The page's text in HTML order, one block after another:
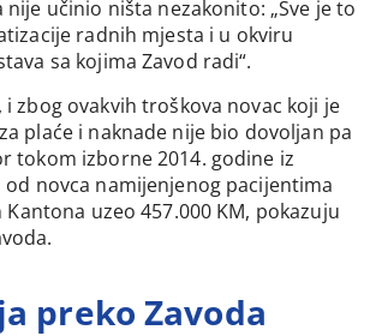
nije učinio ništa nezakonito: „Sve je to
radnih mjesta i u okviru
sa kojima Zavod radi“.
zbog ovakvih troškova novac koji je
plaće i naknade nije bio dovoljan pa
tokom izborne 2014. godine iz
novca namijenjenog pacijentima
Kantona uzeo 457.000 KM, pokazuju
preko Zavoda